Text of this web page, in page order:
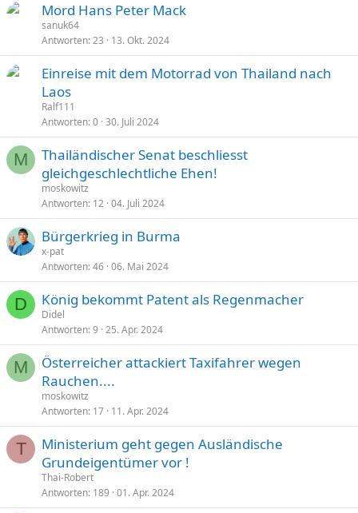
Mord Hans Peter Mack
sanuk64
Antworten 23 13. Okt. 2024
Einreise mit dem Motorrad von Thailand nach
Laos
Ralf111
Antworten 0 30. Juli 2024
M
Thailändischer Senat beschliesst
gleichgeschlechtliche Ehen!
moskowitz
Antworten 12 04. Juli 2024
Bürgerkrieg in Burma
x-pat
Antworten 46 06. Mai 2024
D König bekommt Patent als Regenmacher
Didel
Antworten 9 25. Apr. 2024
M
Österreicher attackiert Taxifahrer wegen
Rauchen....
moskowitz
Antworten 17 11. Apr. 2024
T
Ministerium geht gegen Ausländische
Grundeigentümer vor !
Thai-Robert
Antworten 189 01. Apr. 2024